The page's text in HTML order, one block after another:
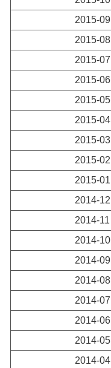
2015-09
2015-08
2015-07
2015-06
2015-05
2015-04
2015-03
2015-02
2015-01
2014-12
2014-11
2014-10
2014-09
2014-08
2014-07
2014-06
2014-05
2014-04